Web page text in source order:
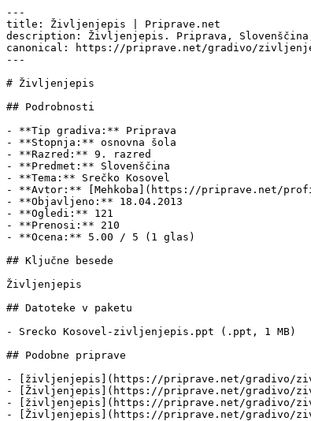
---
title: Življenjepis | Priprave.net
description: Življenjepis. Priprava,
canonical: https://priprave.net/gradivo/
---
# Življenjepis
## Podrobnosti
- **Tip gradiva:** Priprava
- **Stopnja:** osnovna šola
- **Razred:** 9. razred
- **Predmet:** Slovenščina
- **Tema:** Srečko Kosovel
- **Avtor:** [Mehkoba](https://priprave.net/
- **Objavljeno:** 18.04.2013
- **Ogledi:** 121
- **Prenosi:** 210
- **Ocena:** 5.00 / 5 (1 glas)
## Ključne besede
Življenjepis
## Datoteke v paketu
- Srecko Kosovel-zivljenjepis.ppt (.ppt, 1 MB)
## Podobne priprave
- [življenjepis](https://priprave.net/gradivo/
- [Življenjepis](https://priprave.net/gradivo/
- [življenjepis](https://priprave.net/gradivo/
- [Življenjepis](https://priprave.net/gradivo/